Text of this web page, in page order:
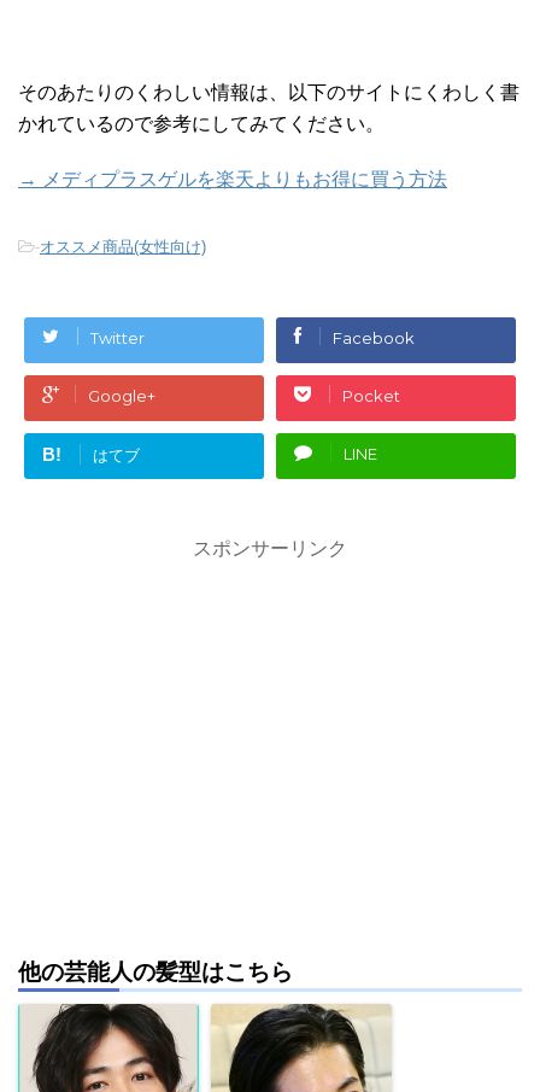
そのあたりのくわしい情報は、以下のサイトにくわしく書
かれているので参考にしてみてください。
→ メディプラスゲルを楽天よりもお得に買う方法
-オススメ商品(女性向け)
Twitter Facebook
Google+ Pocket
B! はてブ LINE
スポンサーリンク
他の芸能人の髪型はこちら